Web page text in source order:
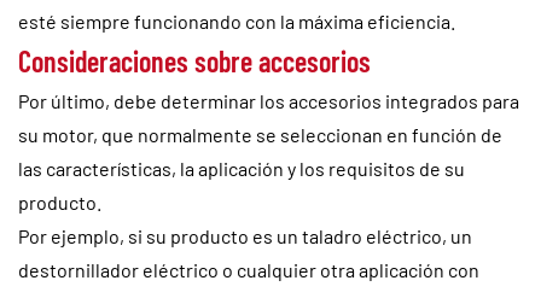
esté siempre funcionando con la máxima eficiencia.
Consideraciones sobre accesorios
Por último, debe determinar los accesorios integrados para
su motor, que normalmente se seleccionan en función de
las características, la aplicación y los requisitos de su
producto.
Por ejemplo, si su producto es un taladro eléctrico, un
destornillador eléctrico o cualquier otra aplicación con